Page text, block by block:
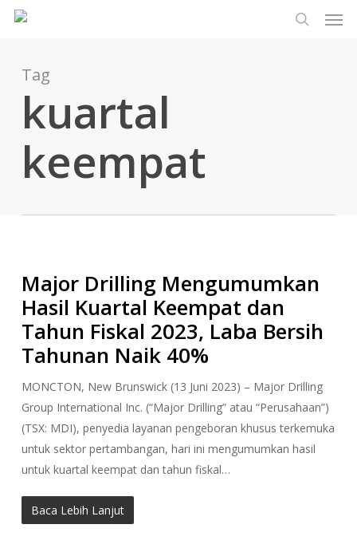
Lewati
utamaTag
kuartal
keempat
Major Drilling Mengumumkan
Hasil Kuartal Keempat dan
Tahun Fiskal 2023, Laba Bersih
Tahunan Naik 40%
MONCTON, New Brunswick (13 Juni 2023) – Major Drilling
Group International Inc. (“Major Drilling” atau “Perusahaan”)
(TSX: MDI), penyedia layanan pengeboran khusus terkemuka
untuk sektor pertambangan, hari ini mengumumkan hasil
untuk kuartal keempat dan tahun fiskal…
Baca Lebih Lanjut